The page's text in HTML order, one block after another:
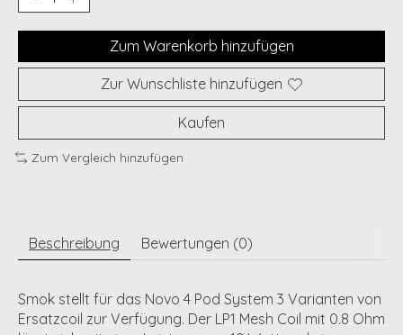
Zum Warenkorb hinzufügen
Zur Wunschliste hinzufügen
Kaufen
Zum Vergleich hinzufügen
Beschreibung Bewertungen (0)
Smok stellt für das Novo 4 Pod System 3 Varianten von
Ersatzcoil zur Verfügung. Der LP1 Mesh Coil mit 0.8 Ohm